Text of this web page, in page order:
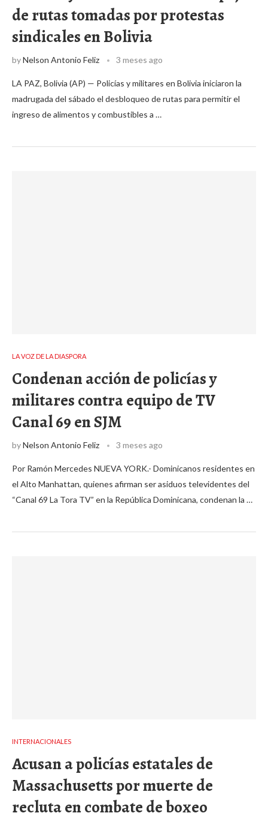
de rutas tomadas por protestas
sindicales en Bolivia
byNelson Antonio Feliz 3 meses ago
LA PAZ, Bolivia (AP) — Policías y militares en Bolivia iniciaron la
madrugada del sábado el desbloqueo de rutas para permitir el
ingreso de alimentos y combustibles a …
LA VOZ DE LA DIASPORA
Condenan acción de policías y
militares contra equipo de TV
Canal 69 en SJM
byNelson Antonio Feliz 3 meses ago
Por Ramón Mercedes NUEVA YORK.- Dominicanos residentes en
el Alto Manhattan, quienes afirman ser asiduos televidentes del
“Canal 69 La Tora TV” en la República Dominicana, condenan la …
INTERNACIONALES
Acusan a policías estatales de
Massachusetts por muerte de
recluta en combate de boxeo